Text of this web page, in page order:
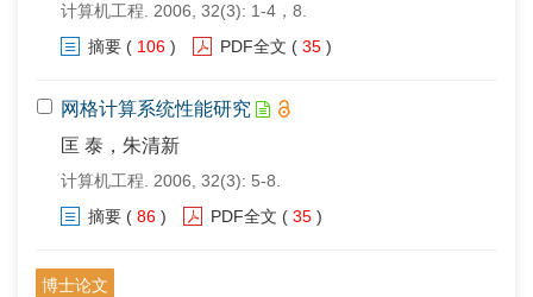
计算机工程. 2006, 32(3): 1-4，8.
摘要 ( 106 ) PDF全文 ( 35 )
网格计算系统性能研究
匡 泰，朱清新
计算机工程. 2006, 32(3): 5-8.
摘要 ( 86 ) PDF全文 ( 35 )
博士论文